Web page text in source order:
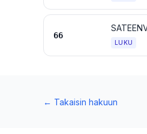
66
LUKU
← Takaisin hakuun